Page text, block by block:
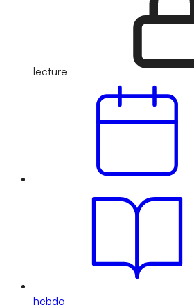
lecture
hebdo